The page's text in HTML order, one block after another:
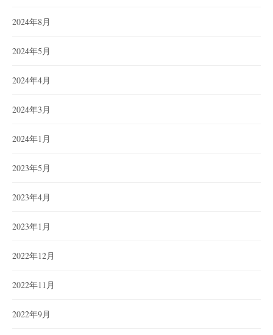
2024年8月
2024年5月
2024年4月
2024年3月
2024年1月
2023年5月
2023年4月
2023年1月
2022年12月
2022年11月
2022年9月